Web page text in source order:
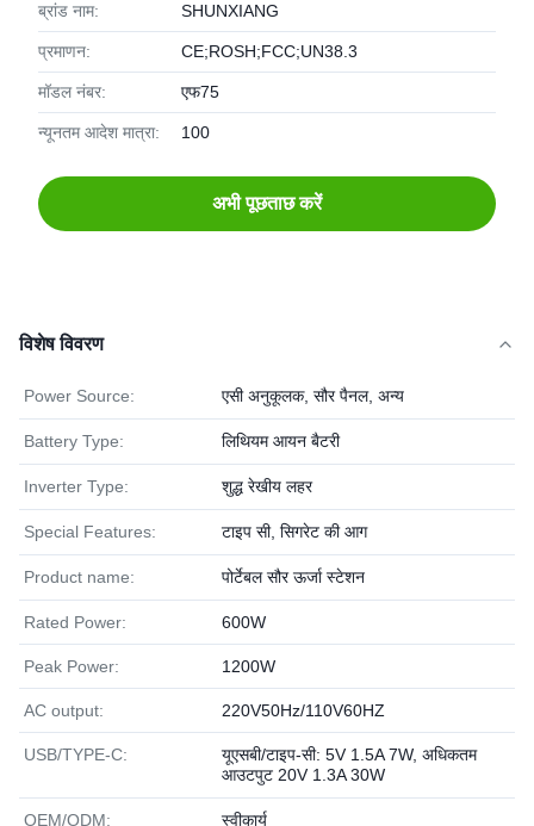
ब्रांड नाम: SHUNXIANG
प्रमाणन: CE;ROSH;FCC;UN38.3
मॉडल नंबर: एफ75
न्यूनतम आदेश मात्रा: 100
अभी पूछताछ करें
विशेष विवरण
Power Source: एसी अनुकूलक, सौर पैनल, अन्य
Battery Type: लिथियम आयन बैटरी
Inverter Type: शुद्ध रेखीय लहर
Special Features: टाइप सी, सिगरेट की आग
Product name: पोर्टेबल सौर ऊर्जा स्टेशन
Rated Power: 600W
Peak Power: 1200W
AC output: 220V50Hz/110V60HZ
USB/TYPE-C:
यूएसबी/टाइप-सी: 5V 1.5A 7W, अधिकतम
आउटपुट 20V 1.3A 30W
OEM/ODM: स्वीकार्य